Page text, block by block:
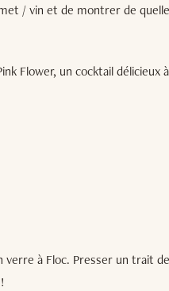
/ vin et de montrer de
Flower, un cocktail délicieux
à Floc. Presser un trait